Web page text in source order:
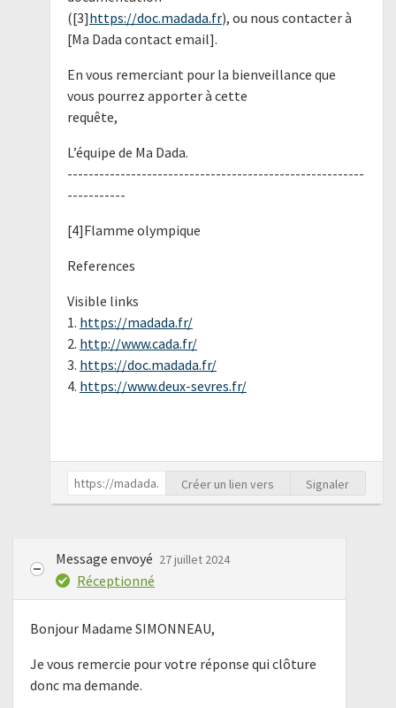
([3]https://doc.madada.fr), ou nous contacter à
[Ma Dada contact email].
En vous remerciant pour la bienveillance que
vous pourrez apporter à cette
requête,
L’équipe de Ma Dada.
--------------------------------------------------------
-----------
[4]Flamme olympique
References
Visible links
1. https://madada.fr/
2. http://www.cada.fr/
3. https://doc.madada.fr/
4. https://www.deux-sevres.fr/
Créer un lien vers Signaler
Message envoyé 27 juillet 2024
Réceptionné
Bonjour Madame SIMONNEAU,
Je vous remercie pour votre réponse qui clôture
donc ma demande.